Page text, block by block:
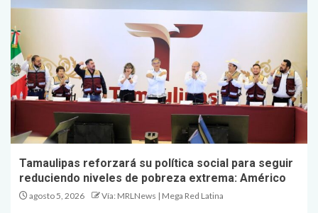
Tamaulipas reforzará su política social para seguir
reduciendo niveles de pobreza extrema: Américo
agosto 5, 2026 Vía: MRLNews | Mega Red Latina